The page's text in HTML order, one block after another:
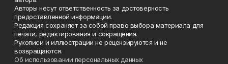
Авторы несут ответственность за достоверность
предоставленной информации.
Редакция сохраняет за собой право выбора материала для
печати, редактирования и сокращения.
Рукописи и иллюстрации не рецензируются и не
возвращаются.
Об использовании персональных данных